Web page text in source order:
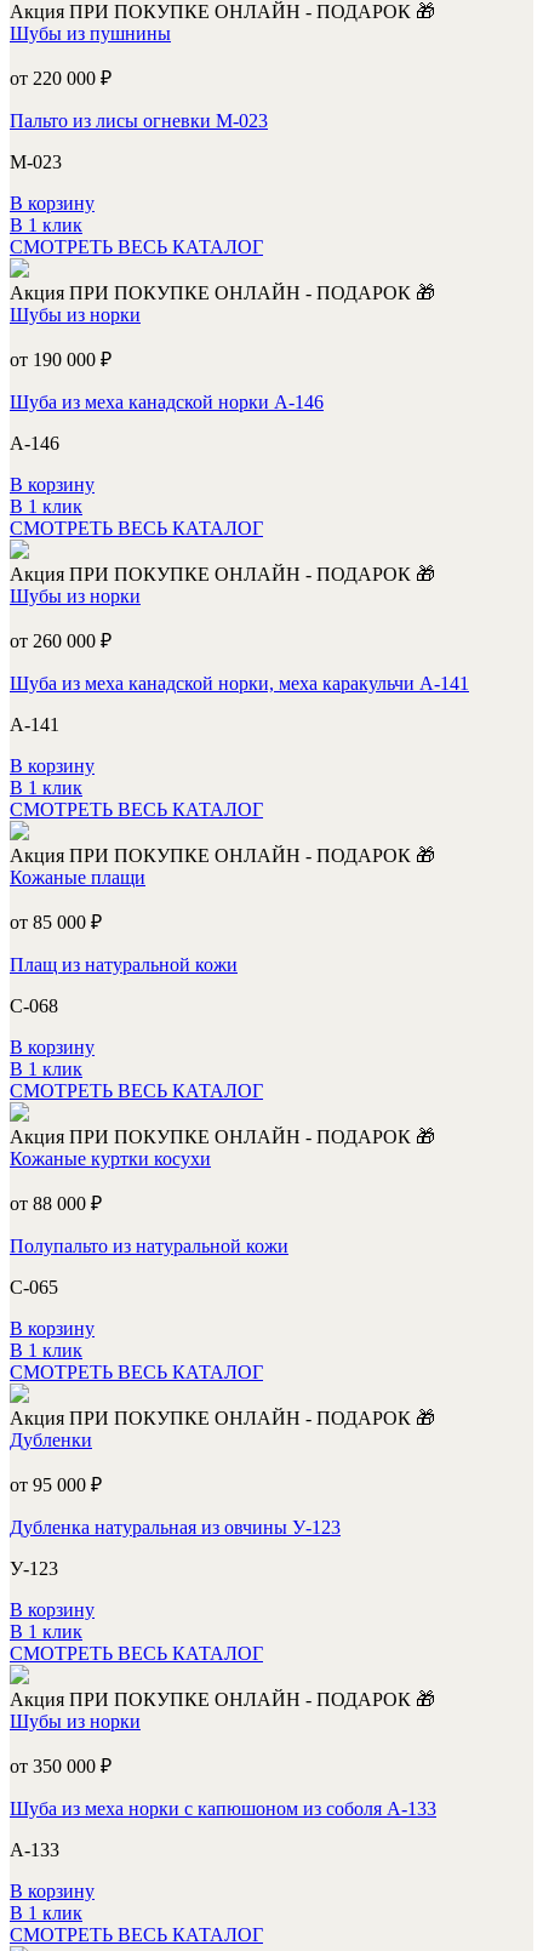
Акция ПРИ ПОКУПКЕ ОНЛАЙН - ПОДАРОК 🎁
Шубы из пушнины
от 220 000 ₽
Пальто из лисы огневки М-023
М-023
В корзину
В 1 клик
СМОТРЕТЬ ВЕСЬ КАТАЛОГ
Акция ПРИ ПОКУПКЕ ОНЛАЙН - ПОДАРОК 🎁
Шубы из норки
от 190 000 ₽
Шуба из меха канадской норки А-146
А-146
В корзину
В 1 клик
СМОТРЕТЬ ВЕСЬ КАТАЛОГ
Акция ПРИ ПОКУПКЕ ОНЛАЙН - ПОДАРОК 🎁
Шубы из норки
от 260 000 ₽
Шуба из меха канадской норки, меха каракульчи А-141
А-141
В корзину
В 1 клик
СМОТРЕТЬ ВЕСЬ КАТАЛОГ
Акция ПРИ ПОКУПКЕ ОНЛАЙН - ПОДАРОК 🎁
Кожаные плащи
от 85 000 ₽
Плащ из натуральной кожи
С-068
В корзину
В 1 клик
СМОТРЕТЬ ВЕСЬ КАТАЛОГ
Акция ПРИ ПОКУПКЕ ОНЛАЙН - ПОДАРОК 🎁
Кожаные куртки косухи
от 88 000 ₽
Полупальто из натуральной кожи
С-065
В корзину
В 1 клик
СМОТРЕТЬ ВЕСЬ КАТАЛОГ
Акция ПРИ ПОКУПКЕ ОНЛАЙН - ПОДАРОК 🎁
Дубленки
от 95 000 ₽
Дубленка натуральная из овчины У-123
У-123
В корзину
В 1 клик
СМОТРЕТЬ ВЕСЬ КАТАЛОГ
Акция ПРИ ПОКУПКЕ ОНЛАЙН - ПОДАРОК 🎁
Шубы из норки
от 350 000 ₽
Шуба из меха норки с капюшоном из соболя А-133
А-133
В корзину
В 1 клик
СМОТРЕТЬ ВЕСЬ КАТАЛОГ